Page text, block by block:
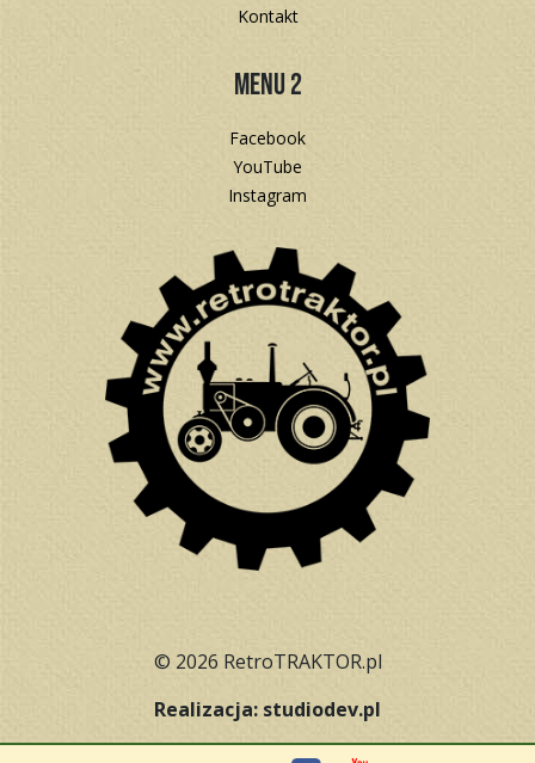
Kontakt
Menu 2
Facebook
YouTube
Instagram
© 2026 RetroTRAKTOR.pl
Realizacja: studiodev.pl